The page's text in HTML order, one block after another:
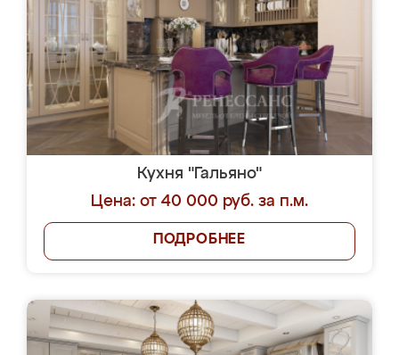
Кухня "Гальяно"
Цена: от 40 000 руб. за п.м.
ПОДРОБНЕЕ